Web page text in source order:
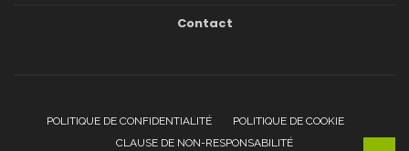
Contact
POLITIQUE DE CONFIDENTIALITÉ
POLITIQUE DE COOKIE
CLAUSE DE NON-RESPONSABILITÉ